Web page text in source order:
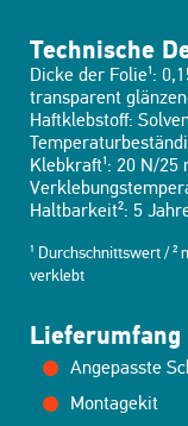
Technische
Dicke der Folie¹:
transparent
Haftklebstoff:
Klebkraft¹: 20 N/25
Haltbarkeit²: 5
¹ Durchschnittswert /
verklebt
Lieferumfang
Angepasste
Montagekit